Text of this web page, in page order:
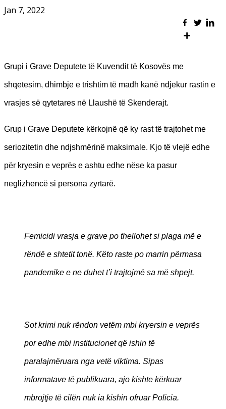
Jan 7, 2022
Grupi i Grave Deputete të Kuvendit të Kosovës me
shqetesim, dhimbje e trishtim të madh kanë ndjekur rastin e
vrasjes së qytetares në Llaushë të Skenderajt.
Grup i Grave Deputete kërkojnë që ky rast të trajtohet me
seriozitetin dhe ndjshmërinë maksimale. Kjo të vlejë edhe
për kryesin e veprës e ashtu edhe nëse ka pasur
neglizhencë si persona zyrtarë.
Femicidi vrasja e grave po thellohet si plaga më e
rëndë e shtetit tonë. Këto raste po marrin përmasa
pandemike e ne duhet t’i trajtojmë sa më shpejt.
Sot krimi nuk rëndon vetëm mbi kryersin e veprës
por edhe mbi institucionet që ishin të
paralajmëruara nga vetë viktima. Sipas
informatave të publikuara, ajo kishte kërkuar
mbrojtje të cilën nuk ia kishin ofruar Policia.